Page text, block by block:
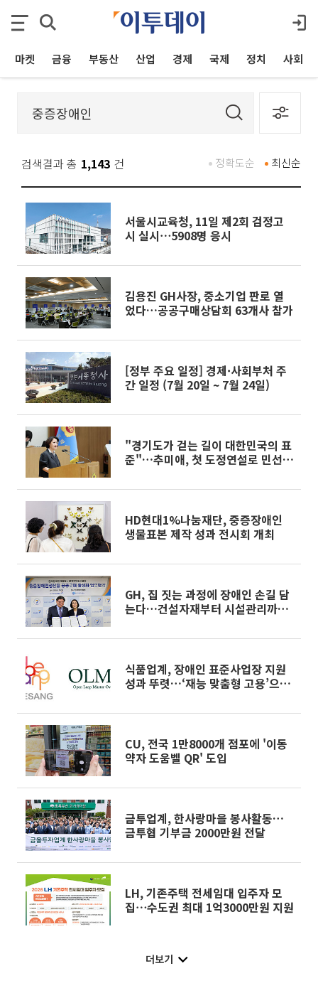
마켓 금융 부동산 산업 경제 국제 정치 사회
검색결과 총 1,143 건 최신순
정확도순
서울시교육청, 11일 제2회 검정고
시 실시⋯5908명 응시
김용진 GH사장, 중소기업 판로 열
었다…공공구매상담회 63개사 참가
[정부 주요 일정] 경제·사회부처 주
간 일정 (7월 20일 ~ 7월 24일)
"경기도가 걷는 길이 대한민국의 표
준"…추미애, 첫 도정연설로 민선 9
HD현대1%나눔재단, 중증장애인
생물표본 제작 성과 전시회 개최
GH, 집 짓는 과정에 장애인 손길 담
는다…건설자재부터 시설관리까지
식품업계, 장애인 표준사업장 지원
성과 뚜렷…‘재능 맞춤형 고용’으로
CU, 전국 1만8000개 점포에 '이동
약자 도움벨 QR' 도입
금투업계, 한사랑마을 봉사활동…
금투협 기부금 2000만원 전달
LH, 기존주택 전세임대 입주자 모
집⋯수도권 최대 1억3000만원 지원
더보기